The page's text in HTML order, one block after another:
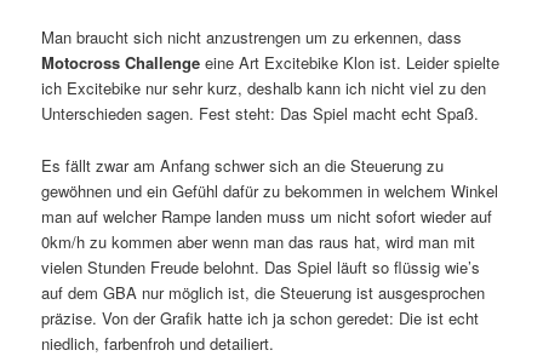
Man braucht sich nicht anzustrengen um zu erkennen, dass
Motocross Challenge eine Art Excitebike Klon ist. Leider spielte
ich Excitebike nur sehr kurz, deshalb kann ich nicht viel zu den
Unterschieden sagen. Fest steht: Das Spiel macht echt Spaß.
Es fällt zwar am Anfang schwer sich an die Steuerung zu
gewöhnen und ein Gefühl dafür zu bekommen in welchem Winkel
man auf welcher Rampe landen muss um nicht sofort wieder auf
0km/h zu kommen aber wenn man das raus hat, wird man mit
vielen Stunden Freude belohnt. Das Spiel läuft so flüssig wie’s
auf dem GBA nur möglich ist, die Steuerung ist ausgesprochen
präzise. Von der Grafik hatte ich ja schon geredet: Die ist echt
niedlich, farbenfroh und detailiert.